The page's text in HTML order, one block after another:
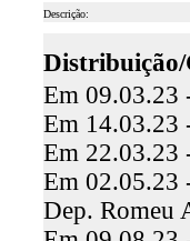
Descrição:
Distribuição/
Em 09.03.23
Em 14.03.23
Em 22.03.23
Em 02.05.23
Dep. Romeu